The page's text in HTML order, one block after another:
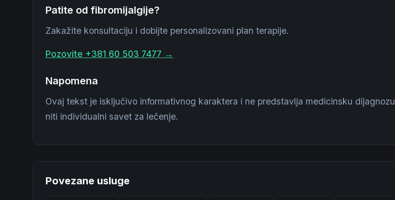
Patite od fibromijalgije?
Zakažite konsultaciju i dobijte personalizovani plan terapije.
Pozovite +381 60 503 7477 →
Napomena
Ovaj tekst je isključivo informativnog karaktera i ne predstavlja medicinsku dijagnozu
niti individualni savet za lečenje.
Povezane usluge